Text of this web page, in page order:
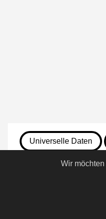
Universelle Daten
Wir möchten